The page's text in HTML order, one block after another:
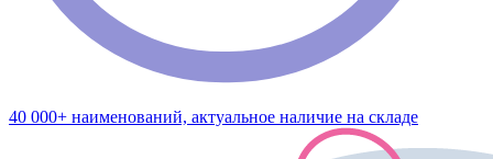
40 000+ наименований, актуальное наличие на складе